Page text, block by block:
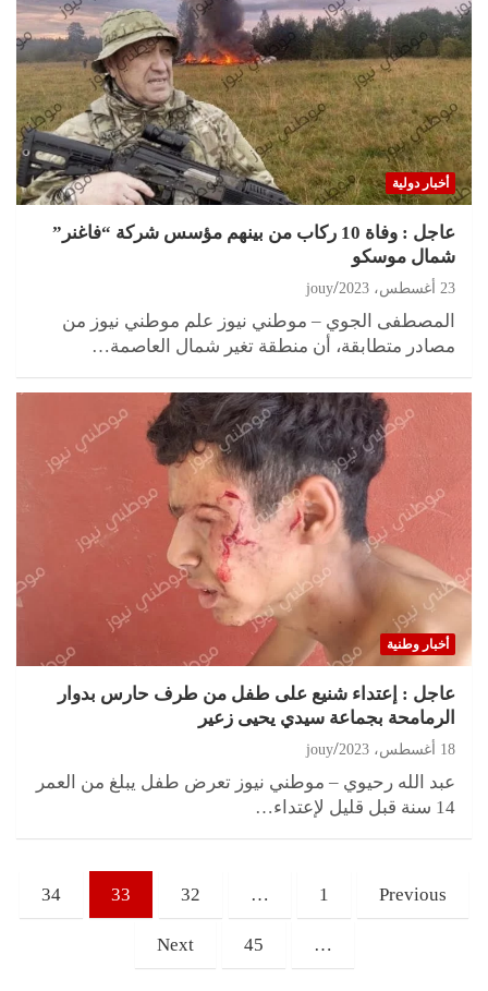
أخبار دولية
عاجل : وفاة 10 ركاب من بينهم مؤسس شركة “فاغنر”
شمال موسكو
23 أغسطس، 2023 jouy
المصطفى الجوي – موطني نيوز علم موطني نيوز من
مصادر متطابقة، أن منطقة تغير شمال العاصمة…
أخبار وطنية
عاجل : إعتداء شنيع على طفل من طرف حارس بدوار
الرمامحة بجماعة سيدي يحيى زعير
18 أغسطس، 2023 jouy
عبد الله رحيوي – موطني نيوز تعرض طفل يبلغ من العمر
14 سنة قبل قليل لإعتداء…
صفحات
Previous
1
…
32
33
34
…
45
Next